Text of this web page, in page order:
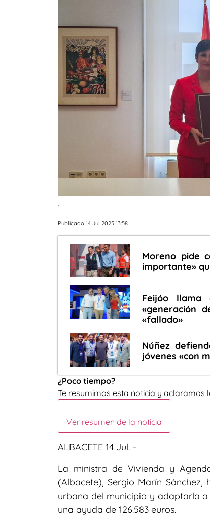
.
Publicado 14 Jul 2025 13:58
Moreno pide
importante»
Feijóo
«generación
«fallado»
Núñez
jóvenes «con
¿Poco tiempo?
Te resumimos esta noticia y aclaramos
Ver resumen de la noticia
ALBACETE 14 Jul. –
La ministra de Vivienda y
(Albacete), Sergio Marín
urbana del municipio y adaptarla
una ayuda de 126.583 euros.